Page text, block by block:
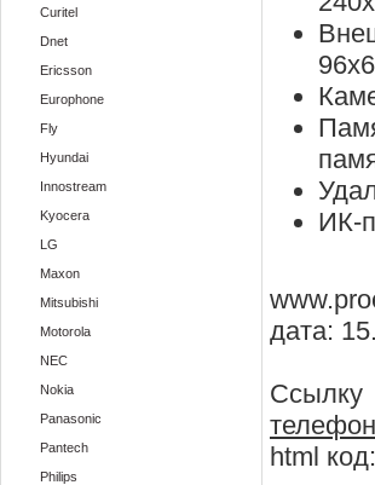
Curitel
Dnet
Ericsson
Europhone
Fly
Hyundai
Innostream
Kyocera
LG
Maxon
Mitsubishi
Motorola
NEC
Nokia
Panasonic
Pantech
Philips
ИК-
дата:
Ссылку
телефон
html код: